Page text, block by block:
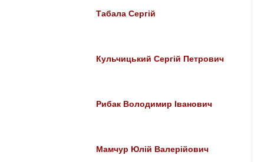
Табала Сергій
Кульчицький Сергій Петрович
Рибак Володимир Іванович
Мамчур Юлій Валерійович